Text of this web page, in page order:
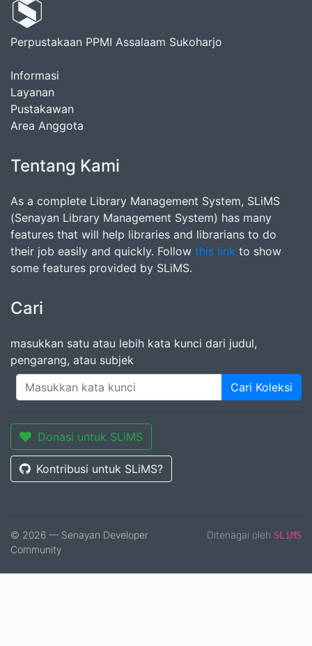
Perpustakaan PPMI Assalaam Sukoharjo
Informasi
Layanan
Pustakawan
Area Anggota
Tentang Kami
As a complete Library Management System, SLiMS
(Senayan Library Management System) has many
features that will help libraries and librarians to do
their job easily and quickly. Follow this link to show
some features provided by SLiMS.
Cari
masukkan satu atau lebih kata kunci dari judul,
pengarang, atau subjek
Cari Koleksi
Donasi untuk SLiMS
Kontribusi untuk SLiMS?
© 2026 — Senayan Developer
Community
Ditenagai oleh SLiMS